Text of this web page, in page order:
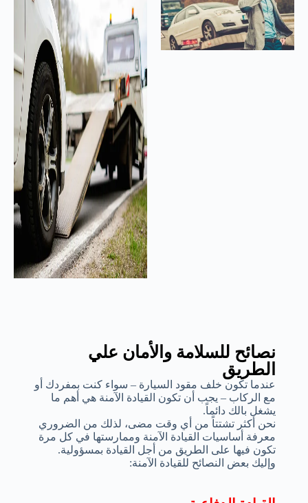
نصائح للسلامة والأمان علي
الطريق
عندما تكون خلف مقود السيارة – سواء كنت بمفردك أو
مع الركاب – يجب أن تكون القيادة الآمنة هي أهم ما
يشغل بالك دائماً.
نحن أكثر تشتتاً من أي وقت مضى، لذلك من الضروري
معرفة أساسيات القيادة الآمنة وممارستها في كل مرة
تكون فيها على الطريق من أجل القيادة بمسؤولية.
وإليك بعض النصائح للقيادة الآمنة: